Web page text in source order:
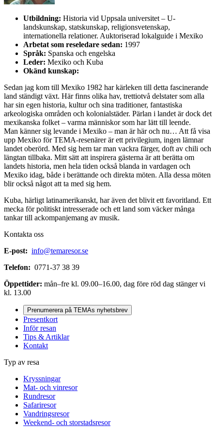
Utbildning: Historia vid Uppsala universitet – U-
landskunskap, statskunskap, religionsvetenskap,
internationella relationer. Auktoriserad lokalguide i Mexiko
Arbetat som reseledare sedan: 1997
Språk: Spanska och engelska
Leder: Mexiko och Kuba
Okänd kunskap:
Sedan jag kom till Mexiko 1982 har kärleken till detta fascinerande
land ständigt växt. Här finns olika hav, trettiotvå delstater som alla
har sin egen historia, kultur och sina traditioner, fantastiska
arkeologiska områden och kolonialstäder. Pärlan i landet är dock det
mexikanska folket – varma människor som har lätt till leende.
Man känner sig levande i Mexiko – man är här och nu… Att få visa
upp Mexiko för TEMA-resenärer är ett privilegium, ingen lämnar
landet oberörd. Med sig hem tar man vackra färger, doft av chili och
längtan tillbaka. Mitt sätt att inspirera gästerna är att berätta om
landets historia, men hela tiden också blanda in vardagen och
Mexiko idag, både i berättande och direkta möten. Alla dessa möten
blir också något att ta med sig hem.
Kuba, härligt latinamerikanskt, har även det blivit ett favoritland. Ett
mecka för politiskt intresserade och ett land som väcker många
tankar till ackompanjemang av musik.
Kontakta oss
E-post: info@temaresor.se
Telefon: 0771-37 38 39
Öppettider: mån–fre kl. 09.00–16.00, dag före röd dag stänger vi
kl. 13.00
Prenumerera på TEMAs nyhetsbrev
Presentkort
Inför resan
Tips & Artiklar
Kontakt
Typ av resa
Kryssningar
Mat- och vinresor
Rundresor
Safariresor
Vandringsresor
Weekend- och storstadsresor